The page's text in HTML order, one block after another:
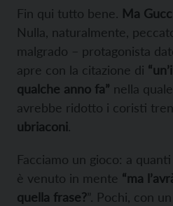
Fin qui tutto bene. Ma
Nulla, naturalmente,
malgrado – protagonista
apre con la citazione di
qualche anno fa” nella
avrebbe ridotto i coristi
ubriaconi.
Facciamo un gioco: a
è venuto in mente “ma
quella frase?”. Pochi, con